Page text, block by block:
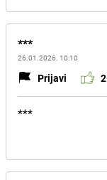
***
26.01.2026. 10:10
Prijavi 2
***